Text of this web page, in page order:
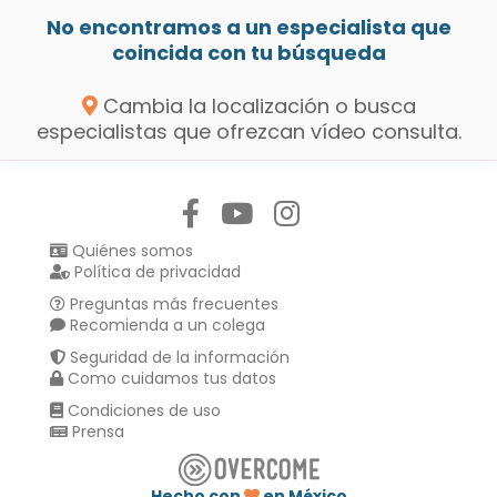
No encontramos a un especialista que
coincida con tu búsqueda
Cambia la localización o busca
especialistas que ofrezcan vídeo consulta.
Quiénes somos
Política de privacidad
Preguntas más frecuentes
Recomienda a un colega
Seguridad de la información
Como cuidamos tus datos
Condiciones de uso
Prensa